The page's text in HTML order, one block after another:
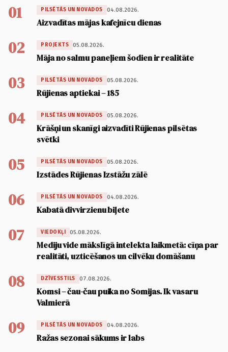
01 PILSĒTĀS UN NOVADOS 04.08.2026.
Aizvadītas mājas kafejnīcu dienas
02 PROJEKTS 05.08.2026.
Māja no salmu paneļiem šodien ir realitāte
03 PILSĒTĀS UN NOVADOS 05.08.2026.
Rūjienas aptiekai – 185
04 PILSĒTĀS UN NOVADOS 05.08.2026.
Krāšņi un skanīgi aizvadīti Rūjienas pilsētas
svētki
05 PILSĒTĀS UN NOVADOS 05.08.2026.
Izstādes Rūjienas Izstāžu zālē
06 PILSĒTĀS UN NOVADOS 04.08.2026.
Kabatā divvirzienu biļete
07 VIEDOKĻI 05.08.2026.
Mediju vide mākslīgā intelekta laikmetā: cīņa par
realitāti, uzticēšanos un cilvēku domāšanu
08 DZĪVESSTILS 07.08.2026.
Komsi – čau-čau puika no Somijas. Ik vasaru
Valmierā
09 PILSĒTĀS UN NOVADOS 04.08.2026.
Ražas sezonai sākums ir labs